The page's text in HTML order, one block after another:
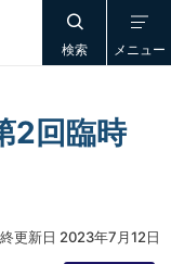
検索 メニュー
2回臨時
更新日 2023年7月12日